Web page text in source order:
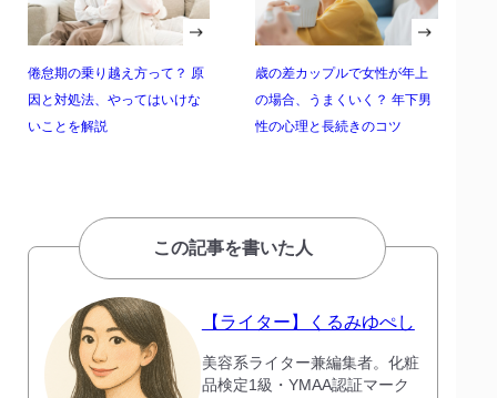
倦怠期の乗り越え方って？ 原
因と対処法、やってはいけな
いことを解説
歳の差カップルで女性が年上
の場合、うまくいく？ 年下男
性の心理と長続きのコツ
この記事を書いた人
【ライター】くるみゆぺし
美容系ライター兼編集者。化粧
品検定1級・YMAA認証マーク